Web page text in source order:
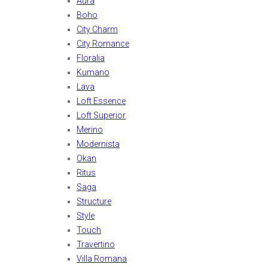
Boho
City Charm
City Romance
Floralia
Kumano
Lava
Loft Essence
Loft Superior
Merino
Modernista
Okan
Ritus
Saga
Structure
Style
Touch
Travertino
Villa Romana